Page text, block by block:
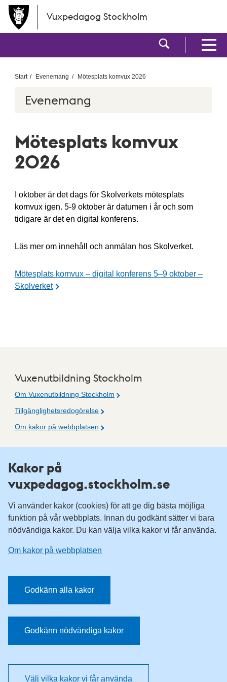
Hoppa till huvudinnehållet
Vuxpedagog Stockholm
Visa
Visa
Start Evenemang Mötesplats komvux 2026
Evenemang
Mötesplats komvux
2026
I oktober är det dags för Skolverkets mötesplats
komvux igen. 5-9 oktober är datumen i år och som
tidigare är det en digital konferens.
Läs mer om innehåll och anmälan hos Skolverket.
Mötesplats komvux – digital konferens 5–9 oktober –
Skolverket
Vuxenutbildning Stockholm
Om Vuxenutbildning Stockholm
Tillgänglighetsredogörelse
Om kakor på webbplatsen
Fler resurser
Vuxenutbildning Stockholm
Information för leverantörsskolor
Sociala medier
Vuxenutbildning Stockholm, Instagram
Har du tips på vad vi borde publicera på webbplatsen? Mejla
Kakor på
vuxpedagog.stockholm.se
Vi använder kakor (cookies) för att ge dig bästa möjliga
funktion på vår webbplats. Innan du godkänt sätter vi bara
nödvändiga kakor. Du kan välja vilka kakor vi får använda.
Om kakor på webbplatsen
Godkänn alla kakor
Godkänn nödvändiga kakor
Välj vilka kakor vi får använda